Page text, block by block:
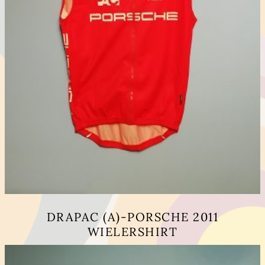
DRAPAC (A)-PORSCHE 2011
WIELERSHIRT